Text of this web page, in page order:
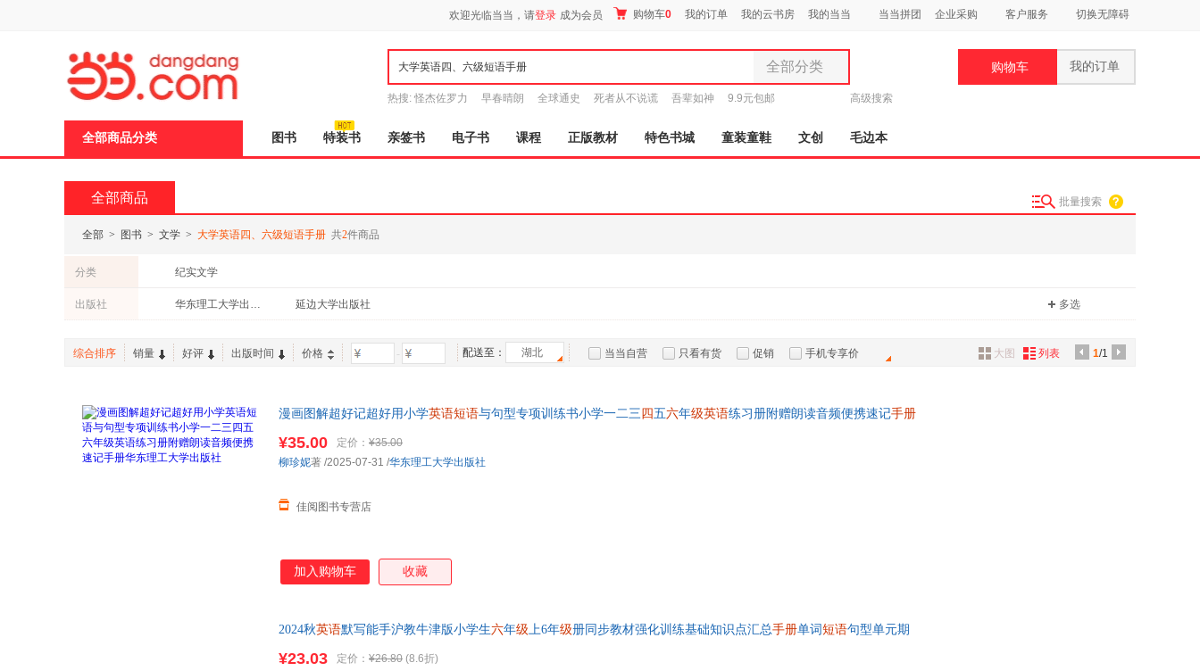
欢迎光临当当，请登录 成为会员 购物车0 我的订单 我的云书房 我的当当 当当拼团 企业采购 客户服务 切换无障碍
全部分类
全部分类
图书
电子书
家具装饰
箱包皮具
热搜: 怪杰佐罗力 早春晴朗 全球通史 死者从不说谎 吾辈如神 9.9元包邮 高级搜索
购物车 我的订单
全部商品分类 图书 特装书 亲签书 电子书 课程 正版教材 特色书城 童装童鞋 文创 毛边本
全部商品 批量搜索
全部 > 图书 > 文学 > 大学英语四、六级短语手册 共2件商品
分类 纪实文学
出版社 华东理工大学出版社 延边大学出版社 多选
综合排序 销量 好评 出版时间 价格 - 配送至： 湖北 当当自营 只看有货 促销 手机专享价 1/1
大图 列表
漫画图解超好记超好用小学英语短语与句型专项训练书小学一二三 四五六年级英语练习册附赠朗读音频便携速记手册
¥35.00 定价： ¥35.00
佳阅图书专营店
柳珍妮著 /2025-07-31 /华东理工大学出版社
加入购物车 收藏
2024秋英语默写能手沪教牛津版小学生六年级上6年级册同步教材强化训练基础知识点汇总手册单词 短语句型单元期
¥23.03 定价： ¥26.80 (8.6折)
页